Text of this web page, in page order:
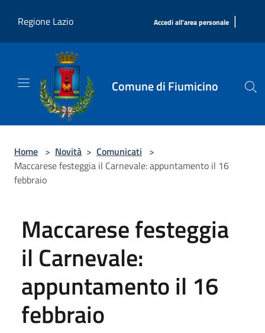
Regione Lazio
Accedi all'area personale |
Comune di Fiumicino
Home > Novità > Comunicati >
Maccarese festeggia il Carnevale: appuntamento il 16
febbraio
Maccarese festeggia
il Carnevale:
appuntamento il 16
febbraio